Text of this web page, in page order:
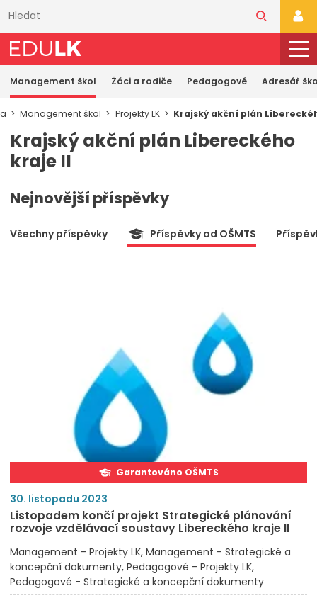
obsahu
Management škol Žáci a rodiče Pedagogové Adresář
Management škol Projekty LK Krajský akční plán
Krajský akční plán Libereckého
kraje II
Nejnovější příspěvky
Všechny příspěvky Příspěvky od OŠMTS
Garantováno OŠMTS
30. listopadu 2023
Listopadem končí projekt Strategické plánování
rozvoje vzdělávací soustavy Libereckého kraje II
Management - Projekty LK Management - Strategické a
koncepční dokumenty Pedagogové - Projekty LK
Pedagogové - Strategické a koncepční dokumenty